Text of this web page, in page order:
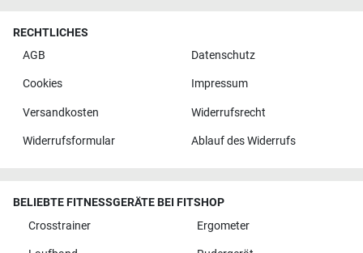
RECHTLICHES
AGB
Datenschutz
Cookies Impressum
Versandkosten Widerrufsrecht
Widerrufsformular Ablauf des Widerrufs
BELIEBTE FITNESSGERÄTE BEI FITSHOP
Crosstrainer
Ergometer